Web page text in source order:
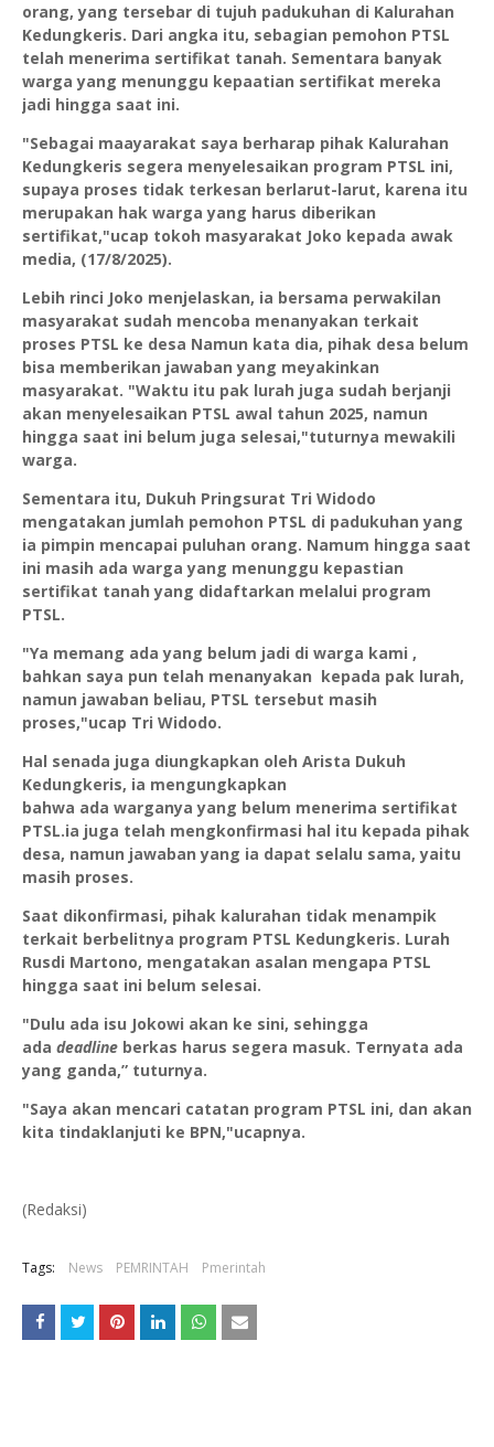
orang, yang tersebar di tujuh padukuhan di Kalurahan
Kedungkeris. Dari angka itu, sebagian pemohon PTSL
telah menerima sertifikat tanah. Sementara banyak
warga yang menunggu kepaatian sertifikat mereka
jadi hingga saat ini.
"Sebagai maayarakat saya berharap pihak Kalurahan
Kedungkeris segera menyelesaikan program PTSL ini,
supaya proses tidak terkesan berlarut-larut, karena itu
merupakan hak warga yang harus diberikan
sertifikat,"ucap tokoh masyarakat Joko kepada awak
media, (17/8/2025).
Lebih rinci Joko menjelaskan, ia bersama perwakilan
masyarakat sudah mencoba menanyakan terkait
proses PTSL ke desa Namun kata dia, pihak desa belum
bisa memberikan jawaban yang meyakinkan
masyarakat. "Waktu itu pak lurah juga sudah berjanji
akan menyelesaikan PTSL awal tahun 2025, namun
hingga saat ini belum juga selesai,"tuturnya mewakili
warga.
Sementara itu, Dukuh Pringsurat Tri Widodo
mengatakan jumlah pemohon PTSL di padukuhan yang
ia pimpin mencapai puluhan orang. Namum hingga saat
ini masih ada warga yang menunggu kepastian
sertifikat tanah yang didaftarkan melalui program
PTSL.
"Ya memang ada yang belum jadi di warga kami ,
bahkan saya pun telah menanyakan kepada pak lurah,
namun jawaban beliau, PTSL tersebut masih
proses,"ucap Tri Widodo.
Hal senada juga diungkapkan oleh Arista Dukuh
Kedungkeris, ia mengungkapkan
bahwa ada warganya yang belum menerima sertifikat
PTSL.ia juga telah mengkonfirmasi hal itu kepada pihak
desa, namun jawaban yang ia dapat selalu sama, yaitu
masih proses.
Saat dikonfirmasi, pihak kalurahan tidak menampik
terkait berbelitnya program PTSL Kedungkeris. Lurah
Rusdi Martono, mengatakan asalan mengapa PTSL
hingga saat ini belum selesai.
"Dulu ada isu Jokowi akan ke sini, sehingga
ada deadline berkas harus segera masuk. Ternyata ada
yang ganda,” tuturnya.
"Saya akan mencari catatan program PTSL ini, dan akan
kita tindaklanjuti ke BPN,"ucapnya.
(Redaksi)
Tags: News PEMRINTAH Pmerintah